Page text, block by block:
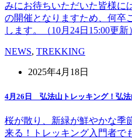
みにお待ちいただいた皆様に
の開催となりますため、何卒
します。（10月24日15:00更
NEWS, TREKKING
2025年4月18日
4月26日 弘法山トレッキング！弘法
桜が散り、新緑が鮮やかな季
来る！トレッキング入門者で